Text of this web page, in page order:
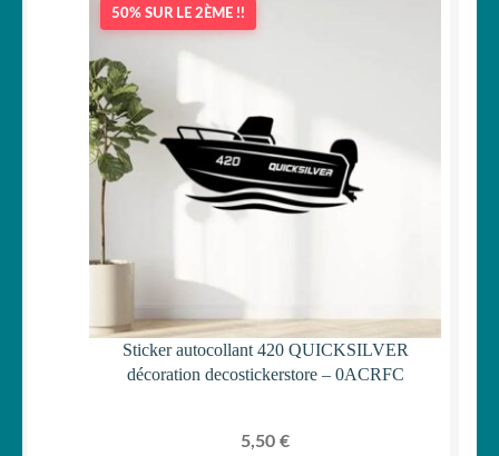
50% SUR LE 2ÈME !!
Sticker autocollant 420 QUICKSILVER
décoration decostickerstore – 0ACRFC
5,50 €